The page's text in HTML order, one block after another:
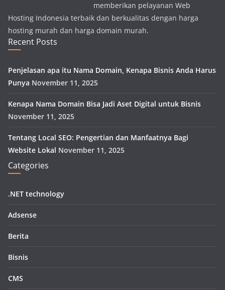
memberikan pelayanan Web
Hosting Indonesia terbaik dan berkualitas dengan harga
hosting murah dan harga domain murah.
Recent Posts
Penjelasan apa itu Nama Domain, Kenapa Bisnis Anda Harus
Punya November 11, 2025
Kenapa Nama Domain Bisa Jadi Aset Digital untuk Bisnis
November 11, 2025
Tentang Local SEO: Pengertian dan Manfaatnya Bagi
Website Lokal November 11, 2025
Categories
.NET technology
Adsense
Berita
Bisnis
CMS